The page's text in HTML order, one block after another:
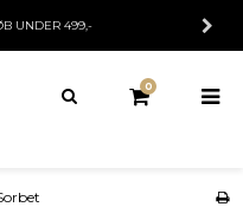
UNDER 499,-
0